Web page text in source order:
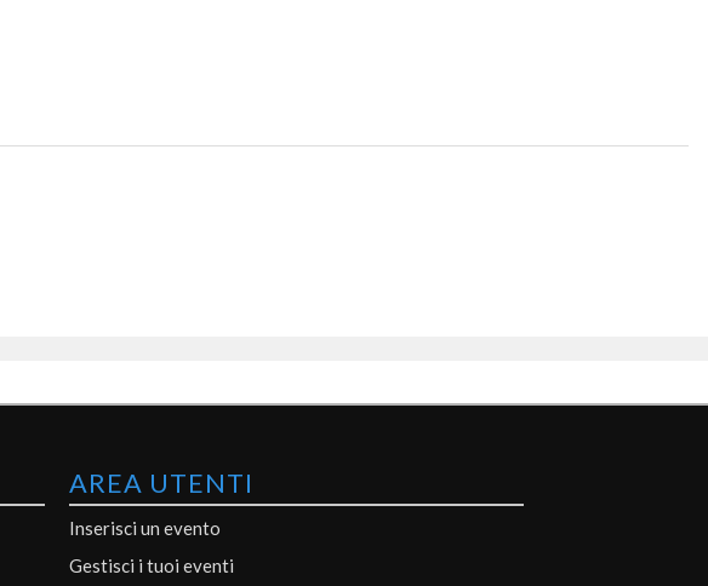
AREA UTENTI
Inserisci un evento
Gestisci i tuoi eventi